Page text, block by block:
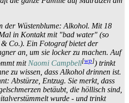
der Wüstenblume: Alkohol. Mit 18
in Kontakt mit "bad water" (so
& Co.). Ein Fotograf bietet der
an, um sie locker zu machen. Auf
mit Naomi Campbell[wp]) trinkt
zu wissen, dass Alkohol drinnen ist.
Abstürze, Entzug. Sie merkt, dass
betäubt, die höllisch sind,
wurde - und trinkt